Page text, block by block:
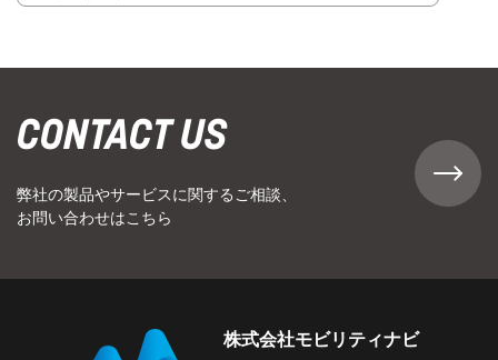
CONTACT US
弊社の製品やサービスに関するご相談、
お問い合わせはこちら
株式会社モビリティナビ